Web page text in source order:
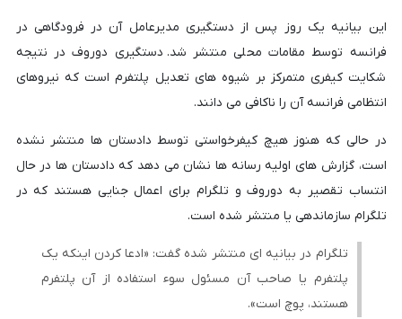
این بیانیه یک روز پس از دستگیری مدیرعامل آن در فرودگاهی در
فرانسه توسط مقامات محلی منتشر شد. دستگیری دوروف در نتیجه
شکایت کیفری متمرکز بر شیوه های تعدیل پلتفرم است که نیروهای
انتظامی فرانسه آن را ناکافی می دانند.
در حالی که هنوز هیچ کیفرخواستی توسط دادستان ها منتشر نشده
است، گزارش های اولیه رسانه ها نشان می دهد که دادستان ها در حال
انتساب تقصیر به دوروف و تلگرام برای اعمال جنایی هستند که در
تلگرام سازماندهی یا منتشر شده است.
تلگرام در بیانیه ای منتشر شده گفت: «ادعا کردن اینکه یک
پلتفرم یا صاحب آن مسئول سوء استفاده از آن پلتفرم
هستند، پوچ است».